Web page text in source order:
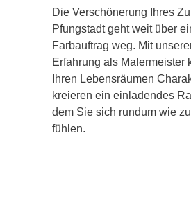
Die Verschönerung Ihres
Pfungstadt geht weit über
Farbauftrag weg. Mit
Erfahrung als Malermeister
Ihren Lebensräumen
kreieren ein einladendes
dem Sie sich rundum wie
fühlen.